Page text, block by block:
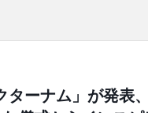
ーナム」が発表